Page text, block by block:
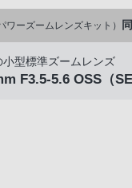
ワーズームレンズキット）
型標準ズームレンズ
F3.5-5.6 OSS （